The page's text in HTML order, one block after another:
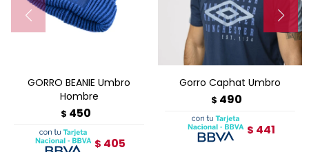
GORRO BEANIE Umbro
Hombre
$ 450
$ 405
Gorro Caphat Umbro
$ 490
$ 441